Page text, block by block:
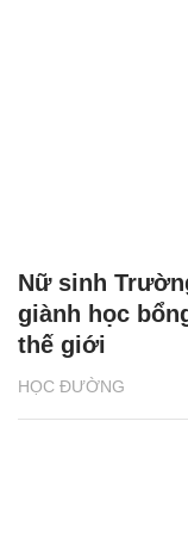
HỌC ĐƯỜNG
Nữ sinh
giành học
thế giới